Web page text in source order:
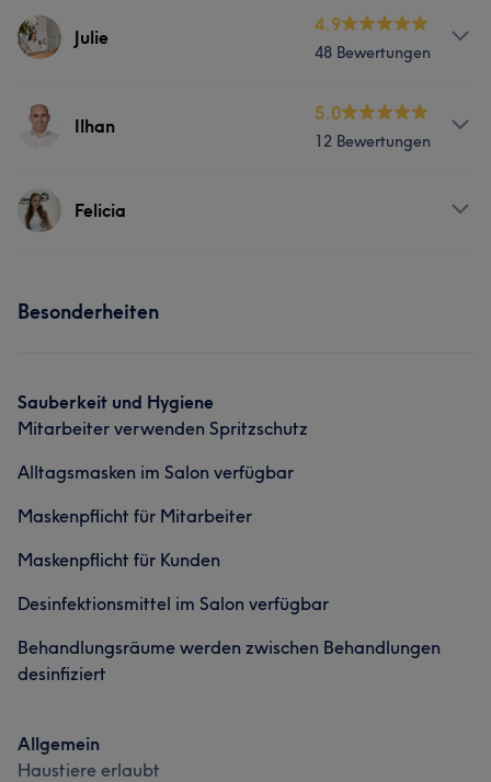
Services
Haarentfernung
Kompetent
Julie
4.9
48 Bewertungen
Services
Haarentfernung
Professionell 11
Ilhan
5.0
12 Bewertungen
ServicesFelicia
Besonderheiten
Sauberkeit und Hygiene
Mitarbeiter verwenden Spritzschutz
Alltagsmasken im Salon verfügbar
Maskenpflicht für Mitarbeiter
Maskenpflicht für Kunden
Desinfektionsmittel im Salon verfügbar
Behandlungsräume werden zwischen Behandlungen
desinfiziert
Allgemein
Haustiere erlaubt